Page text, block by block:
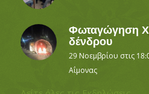
Φωταγώγηση
δένδρου
29 Νοεμβρίου στις
Αΐμονας